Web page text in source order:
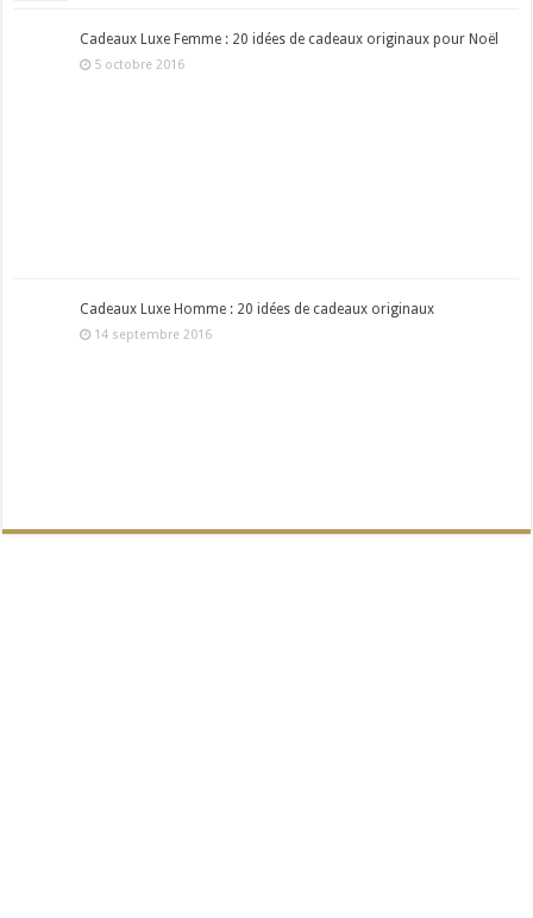
Cadeaux Luxe Femme : 20 idées de cadeaux originaux pour Noël
5 octobre 2016
Cadeaux Luxe Homme : 20 idées de cadeaux originaux
14 septembre 2016